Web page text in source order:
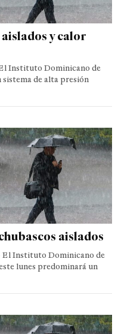
y calor
Instituto Dominicano de
de alta presión
aislados
Instituto Dominicano de
lunes predominará un